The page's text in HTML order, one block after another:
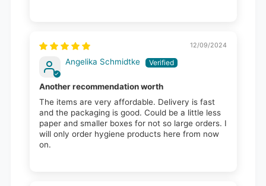
12/09/2024
Angelika Schmidtke
Another recommendation worth
The items are very affordable. Delivery is fast
and the packaging is good. Could be a little less
paper and smaller boxes for not so large orders. I
will only order hygiene products here from now
on.